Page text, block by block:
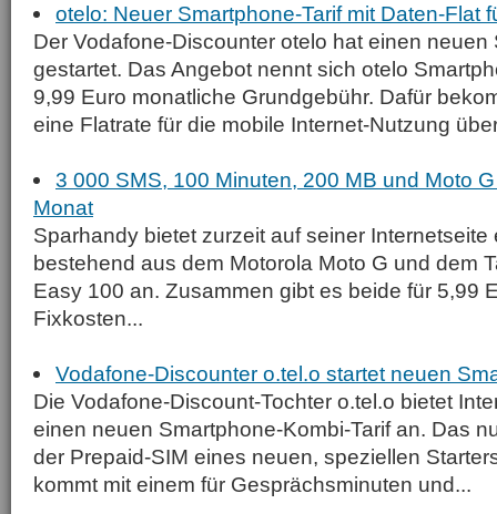
otelo: Neuer Smartphone-Tarif mit Daten-Flat
Der Vodafone-Discounter otelo hat einen neuen
gestartet. Das Angebot nennt sich otelo
9,99 Euro monatliche Grundgebühr. Dafür
eine Flatrate für die mobile Internet-Nutzung
3 000 SMS, 100 Minuten, 200 MB und Moto
Monat
Sparhandy bietet zurzeit auf seiner Internetseite
bestehend aus dem Motorola Moto G und dem
Easy 100 an. Zusammen gibt es beide für 5,99
Fixkosten...
Vodafone-Discounter o.tel.o startet neuen
Die Vodafone-Discount-Tochter o.tel.o bietet
einen neuen Smartphone-Kombi-Tarif an. Das
der Prepaid-SIM eines neuen, speziellen
kommt mit einem für Gesprächs­minuten und...